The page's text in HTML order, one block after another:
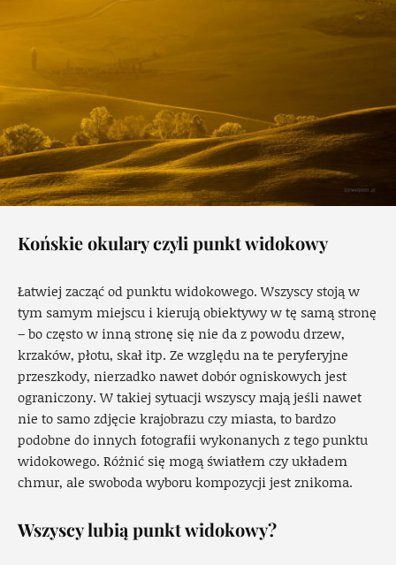
Końskie okulary czyli punkt widokowy
Łatwiej zacząć od punktu widokowego. Wszyscy stoją w
tym samym miejscu i kierują obiektywy w tę samą stronę
– bo często w inną stronę się nie da z powodu drzew,
krzaków, płotu, skał itp. Ze względu na te peryferyjne
przeszkody, nierzadko nawet dobór ogniskowych jest
ograniczony. W takiej sytuacji wszyscy mają jeśli nawet
nie to samo zdjęcie krajobrazu czy miasta, to bardzo
podobne do innych fotografii wykonanych z tego punktu
widokowego. Różnić się mogą światłem czy układem
chmur, ale swoboda wyboru kompozycji jest znikoma.
Wszyscy lubią punkt widokowy?